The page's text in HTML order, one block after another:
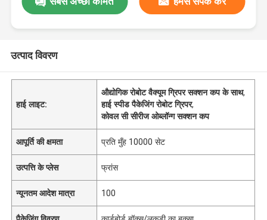
उत्पाद विवरण
हाई लाइट:
औद्योगिक रोबोट वैक्यूम ग्रिपर सक्शन कप के साथ,
हाई स्पीड पैकेजिंग रोबोट ग्रिपर,
कोवल सी सीरीज ओब्लॉन्ग सक्शन कप
आपूर्ति की क्षमता प्रति मुँह 10000 सेट
उत्पत्ति के प्लेस फ्रांस
न्यूनतम आदेश मात्रा 100